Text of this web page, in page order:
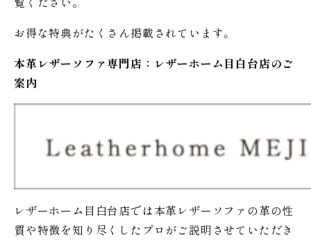
お得な特典がたくさん掲載されています。
本革レザーソファ専門店：レザーホーム 目白台店のご
案内
レザーホーム目白台店では本革レザーソファの革の性
質や特徴を知り尽くしたプロがご説明させていただき